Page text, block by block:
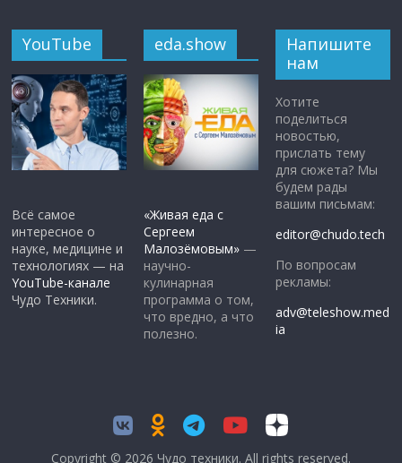
YouTube
Всё самое
интересное о
науке, медицине и
технологиях — на
YouTube-канале
Чудо Техники.
eda.show
«Живая еда с
Сергеем
Малозёмовым» —
научно-
кулинарная
программа о том,
что вредно, а что
полезно.
Напишите
нам
Хотите
поделиться
новостью,
прислать тему
для сюжета? Мы
будем рады
вашим письмам:
editor@chudo.tech
По вопросам
рекламы:
adv@teleshow.med
ia
Copyright © 2026 Чудо техники. All rights reserved.